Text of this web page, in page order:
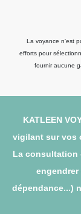
La voyance n'est
efforts pour
fournir aucune
KATLEEN
vigilant sur vos
La consultation
dépendance...)